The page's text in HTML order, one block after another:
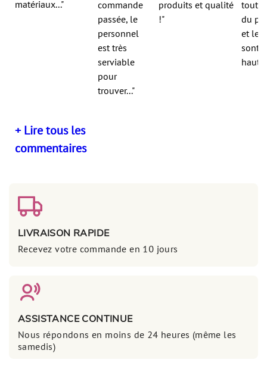
matériaux..."
commande
passée, le
personnel
est très
serviable
pour
trouver..."
produits et qualité
!"
tout
du
et les
sont
haute
+ Lire tous les
commentaires
LIVRAISON RAPIDE
Recevez votre commande en 10 jours
ASSISTANCE CONTINUE
Nous répondons en moins de 24 heures (même les
samedis)